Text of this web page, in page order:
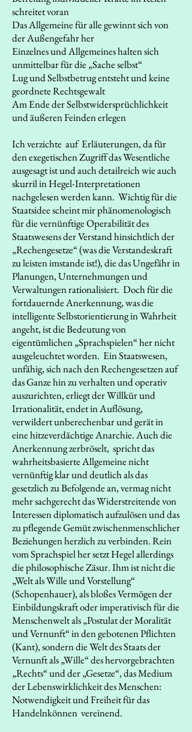
schreitet voran
Das Allgemeine für alle gewinnt sich von
der Außengefahr her
Einzelnes und Allgemeines halten sich
unmittelbar für die „Sache selbst“
Lug und Selbstbetrug entsteht und keine
geordnete Rechtsgewalt
Am Ende der Selbstwidersprüchlichkeit
und äußeren Feinden erlegen
Ich verzichte auf Erläuterungen, da für
den exegetischen Zugriff das Wesentliche
ausgesagt ist und auch detailreich wie auch
skurril in Hegel-Interpretationen
nachgelesen werden kann. Wichtig für die
Staatsidee scheint mir phänomenologisch
für die vernünftige Operabilität des
Staatswesens der Verstand hinsichtlich der
„Rechengesetze“ (was die Verstandeskraft
zu leisten imstande ist!), die das Ungefähr in
Planungen, Unternehmungen und
Verwaltungen rationalisiert. Doch für die
fortdauernde Anerkennung, was die
intelligente Selbstorientierung in Wahrheit
angeht, ist die Bedeutung von
eigentümlichen „Sprachspielen“ her nicht
ausgeleuchtet worden. Ein Staatswesen,
unfähig, sich nach den Rechengesetzen auf
das Ganze hin zu verhalten und operativ
auszurichten, erliegt der Willkür und
Irrationalität, endet in Auflösung,
verwildert unberechenbar und gerät in
eine hitzeverdächtige Anarchie. Auch die
Anerkennung zerbröselt, spricht das
wahrheitsbasierte Allgemeine nicht
vernünftig klar und deutlich als das
gesetzlich zu Befolgende an, vermag nicht
mehr sachgerecht das Widerstreitende von
Interessen diplomatisch aufzulösen und das
zu pflegende Gemüt zwischenmenschlicher
Beziehungen herzlich zu verbinden. Rein
vom Sprachspiel her setzt Hegel allerdings
die philosophische Zäsur. Ihm ist nicht die
„Welt als Wille und Vorstellung“
(Schopenhauer), als bloßes Vermögen der
Einbildungskraft oder imperativisch für die
Menschenwelt als „Postulat der Moralität
und Vernunft“ in den gebotenen Pflichten
(Kant), sondern die Welt des Staats der
Vernunft als „Wille“ des hervorgebrachten
„Rechts“ und der „Gesetze“, das Medium
der Lebenswirklichkeit des Menschen:
Notwendigkeit und Freiheit für das
Handelnkönnen vereinend.